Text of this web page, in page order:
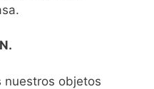
nuestros objetos